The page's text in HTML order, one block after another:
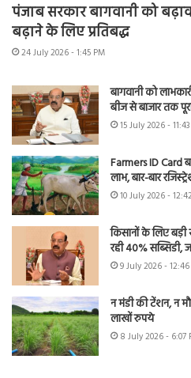
पंजाब सरकार बागवानी को
बढ़ाने के लिए प्रतिबद्ध
24 July 2026 - 1:45 PM
बागवानी को
बीज से बाजार तक
15 July 2026 -
Farmers ID Card
लाभ, बार-बार
10 July 2026 -
किसानों के लिए
रही 40% सब्सिडी,
9 July 2026 -
न मंडी की टेंशन, न
लाखों रुपये
8 July 2026 - 6:07